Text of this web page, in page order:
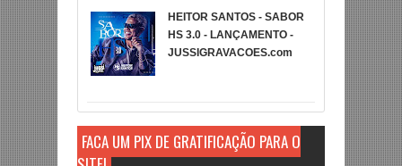
HEITOR SANTOS - SABOR
HS 3.0 - LANÇAMENTO -
JUSSIGRAVACOES.com
FAÇA UM PIX DE GRATIFICAÇÃO PARA O